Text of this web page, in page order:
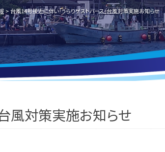
台風14号接近に伴い「うらりゲストバース」台風対策実施お知らせ
風対策実施お知らせ